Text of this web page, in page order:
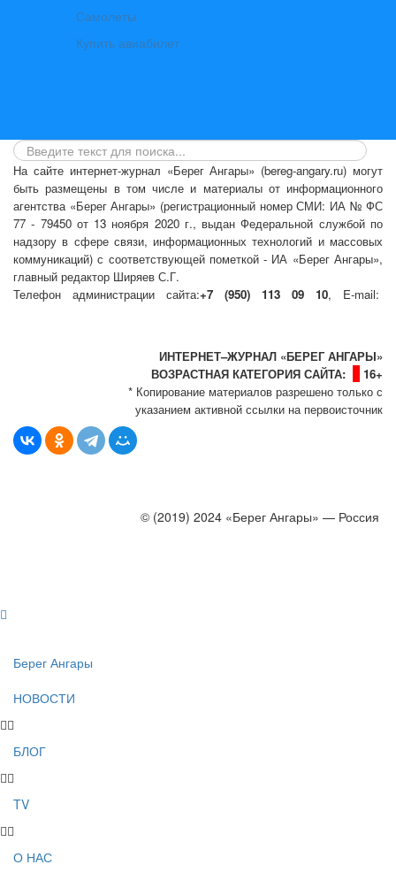
Самолеты
Купить авиабилет
На сайте интернет-журнал «Берег Ангары» (bereg-angary.ru) могут
быть размещены в том числе и материалы от информационного
агентства «Берег Ангары» (регистрационный номер СМИ: ИА № ФС
77 - 79450 от 13 ноября 2020 г., выдан Федеральной службой по
надзору в сфере связи, информационных технологий и массовых
коммуникаций) с соответствующей пометкой - ИА «Берег Ангары»,
главный редактор Ширяев С.Г.
Телефон администрации сайта:+7 (950) 113 09 10, E-mail:
ИНТЕРНЕТ–ЖУРНАЛ «БЕРЕГ АНГАРЫ»
ВОЗРАСТНАЯ КАТЕГОРИЯ САЙТА:
16+
* Копирование материалов разрешено только с
указанием активной ссылки на первоисточник
© (2019) 2024 «Берег Ангары» — Россия
Берег Ангары
НОВОСТИ
БЛОГ
TV
О НАС